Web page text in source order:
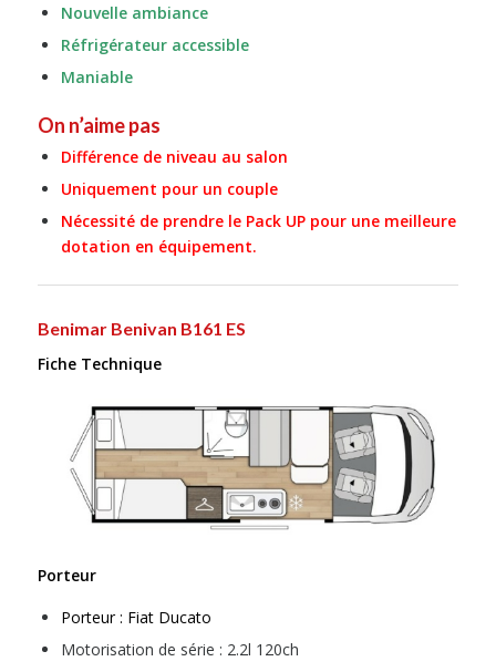
Nouvelle ambiance
Réfrigérateur accessible
Maniable
On n’aime pas
Différence de niveau au salon
Uniquement pour un couple
Nécessité de prendre le Pack UP pour une meilleure
dotation en équipement.
Benimar Benivan B161 ES
Fiche Technique
Porteur
Porteur : Fiat Ducato
Motorisation de série : 2.2l 120ch